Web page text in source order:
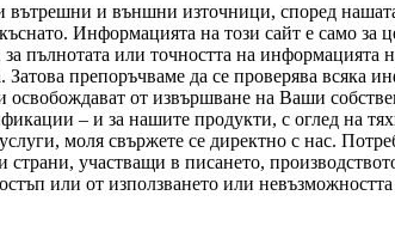
и външни източници, според
Информацията на този сайт е само за
или точността на информацията
препоръчваме да се проверява всяка
от извършване на Ваши
– и за нашите продукти, с оглед на
моля свържете се директно с нас.
участващи в писането,
или от използването или